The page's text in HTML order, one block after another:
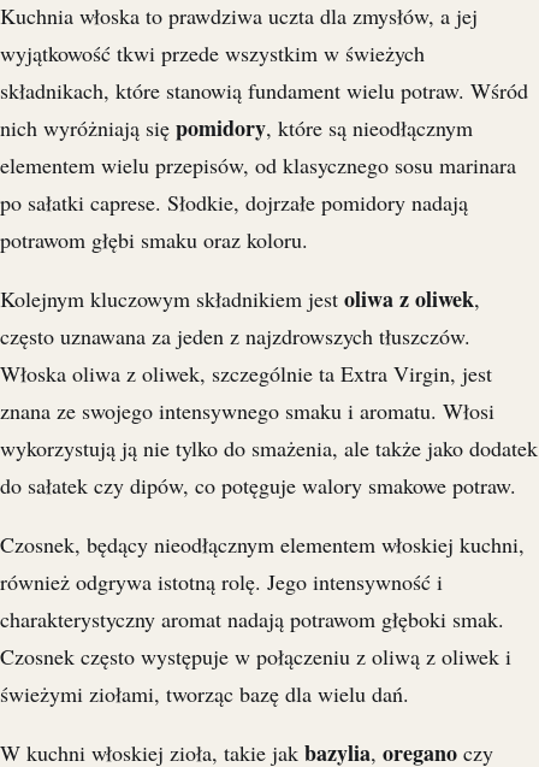
Kuchnia włoska to prawdziwa uczta dla zmysłów, a jej
wyjątkowość tkwi przede wszystkim w świeżych
składnikach, które stanowią fundament wielu potraw. Wśród
nich wyróżniają się pomidory, które są nieodłącznym
elementem wielu przepisów, od klasycznego sosu marinara
po sałatki caprese. Słodkie, dojrzałe pomidory nadają
potrawom głębi smaku oraz koloru.
Kolejnym kluczowym składnikiem jest oliwa z oliwek,
często uznawana za jeden z najzdrowszych tłuszczów.
Włoska oliwa z oliwek, szczególnie ta Extra Virgin, jest
znana ze swojego intensywnego smaku i aromatu. Włosi
wykorzystują ją nie tylko do smażenia, ale także jako dodatek
do sałatek czy dipów, co potęguje walory smakowe potraw.
Czosnek, będący nieodłącznym elementem włoskiej kuchni,
również odgrywa istotną rolę. Jego intensywność i
charakterystyczny aromat nadają potrawom głęboki smak.
Czosnek często występuje w połączeniu z oliwą z oliwek i
świeżymi ziołami, tworząc bazę dla wielu dań.
W kuchni włoskiej zioła, takie jak bazylia, oregano czy